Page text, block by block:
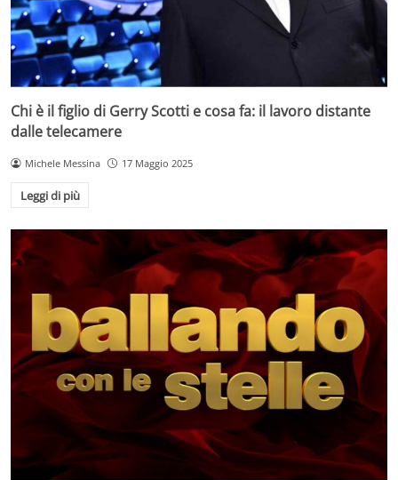
Chi è il figlio di Gerry Scotti e cosa fa: il lavoro distante
dalle telecamere
Michele Messina 17 Maggio 2025
Leggi di più